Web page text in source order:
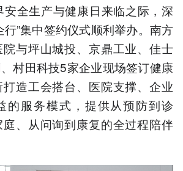
全生产与健康日来临之际，深
行”集中签约仪式顺利举办。南方
与坪山城投、京鼎工业、佳士
村田科技5家企业现场签订健康
造工会搭台、医院支撑、企业
的服务模式，提供从预防到诊
、从问询到康复的全过程陪伴